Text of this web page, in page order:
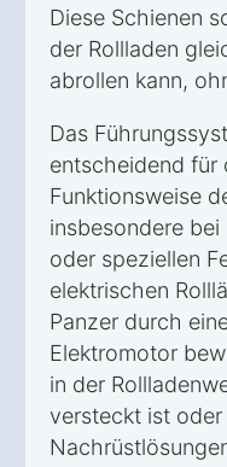
Diese Schienen
der Rollladen
abrollen kann,
Das
entscheidend für
Funktionsweise
insbesondere
oder speziellen
elektrischen
Panzer durch
Elektromotor
in der
versteckt ist oder